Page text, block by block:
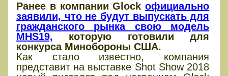
Ранее в компании Glockофициально
заявили, что не будут выпускать для
гражданского рынка свою модель
MHS19, которую готовили для
конкурса Минобороны США.
Как стало известно, компания
представит на выставке Shot Show 2018